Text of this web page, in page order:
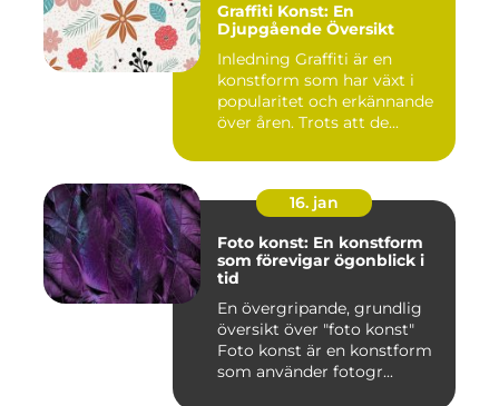
Graffiti Konst: En
Djupgående Översikt
Inledning Graffiti är en
konstform som har växt i
popularitet och erkännande
över åren. Trots att de...
16. jan
Foto konst: En konstform
som förevigar ögonblick i
tid
En övergripande, grundlig
översikt över "foto konst"
Foto konst är en konstform
som använder fotogr...